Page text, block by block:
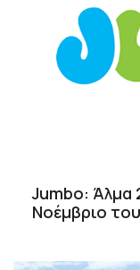
Jumbo: Άλμα
Νοέμβριο